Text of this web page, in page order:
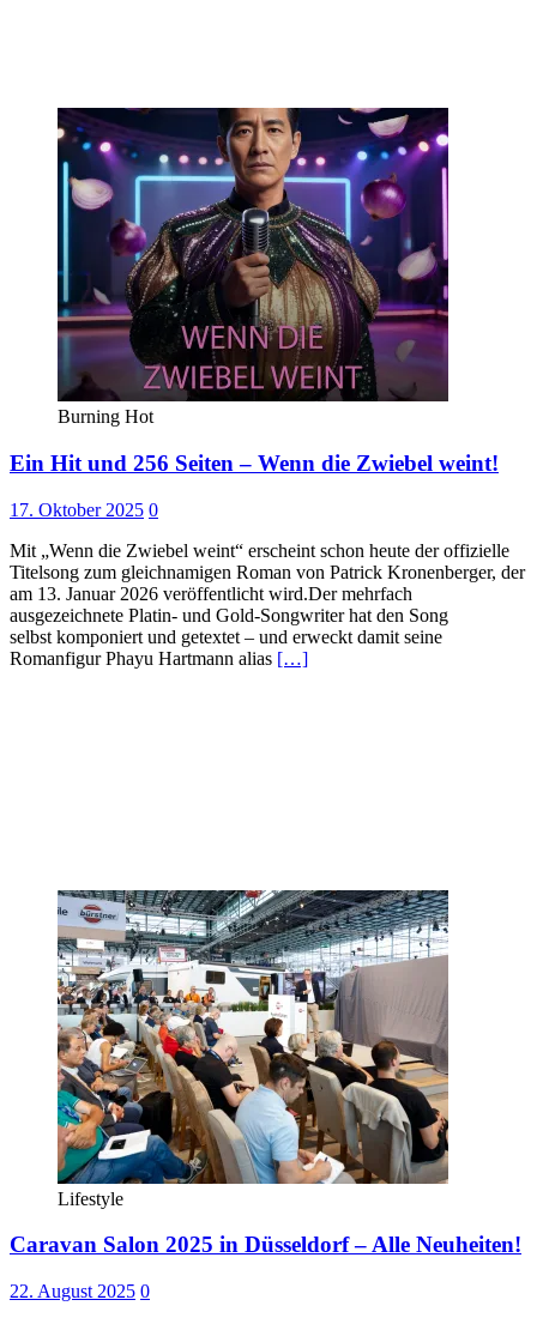
Burning Hot
Ein Hit und 256 Seiten – Wenn die Zwiebel weint!
17. Oktober 2025 0
Mit „Wenn die Zwiebel weint“ erscheint schon heute der offizielle
Titelsong zum gleichnamigen Roman von Patrick Kronenberger, der
am 13. Januar 2026 veröffentlicht wird.Der mehrfach
ausgezeichnete Platin- und Gold-Songwriter hat den Song
selbst komponiert und getextet – und erweckt damit seine
Romanfigur Phayu Hartmann alias […]
Lifestyle
Caravan Salon 2025 in Düsseldorf – Alle Neuheiten!
22. August 2025 0